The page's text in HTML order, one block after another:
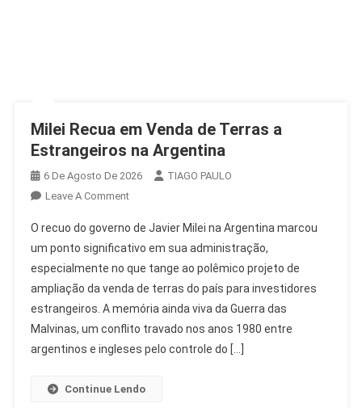
Milei Recua em Venda de Terras a
Estrangeiros na Argentina
6 De Agosto De 2026
TIAGO PAULO
Leave A CommentOn
Recua
Em
Venda
De
Terras
A
Estrangeiros
O recuo do governo de Javier Milei na Argentina marcou
um ponto significativo em sua administração,
especialmente no que tange ao polêmico projeto de
ampliação da venda de terras do país para investidores
estrangeiros. A memória ainda viva da Guerra das
Malvinas, um conflito travado nos anos 1980 entre
argentinos e ingleses pelo controle do […]
Continue Lendo